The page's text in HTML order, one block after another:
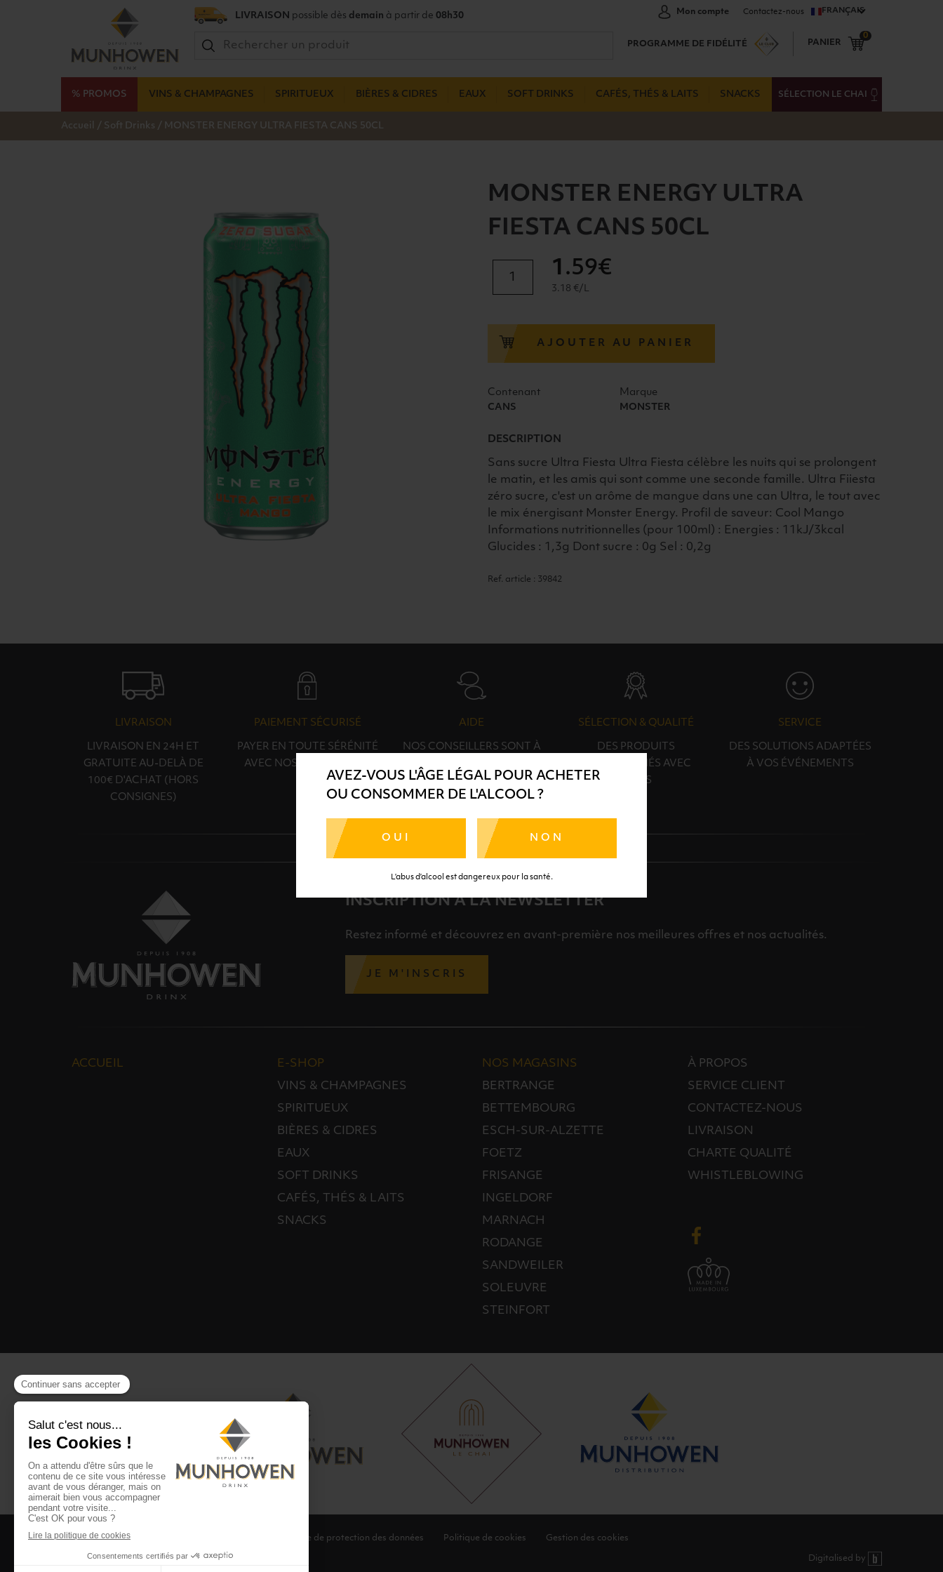
AVEZ-VOUS L'ÂGE LÉGAL POUR ACHETER
OU CONSOMMER DE L'ALCOOL ?
OUI NON
L’abus d’alcool est dangereux pour la santé.
LIVRAISON possible dès demain à partir de 08h30 Mon compte Contactez-nous FRANÇAIS
PROGRAMME DE FIDÉLITÉ PANIER
0
% PROMOS VINS & CHAMPAGNES SPIRITUEUX BIÈRES & CIDRES EAUX SOFT DRINKS CAFÉS, THÉS & LAITS SNACKS SÉLECTION LE CHAI
Accueil / Soft Drinks / MONSTER ENERGY ULTRA FIESTA CANS 50CL
MONSTER ENERGY ULTRA
FIESTA CANS 50CL
ULTRA
FIESTA
50CL
1 .59€
3.18 €/L
AJOUTER AU PANIER
Contenant
CANS
Marque
MONSTER
DESCRIPTION
Sans sucre Ultra Fiesta Ultra Fiesta célèbre les nuits qui se prolongent
le matin, et les amis qui sont comme une seconde famille. Ultra Fiiesta
zéro sucre, c'est un arôme de mangue dans une can Ultra, le tout avec
le mix énergisant Monster Energy. Profil de saveur: Cool Mango
Informations nutritionnelles (pour 100ml) : Energies : 11kJ/3kcal
Glucides : 1,3g Dont sucre : 0g Sel : 0,2g
Ref. article : 39842
LIVRAISON
LIVRAISON EN 24H ET
GRATUITE AU-DELÀ DE
100€ D'ACHAT (HORS
CONSIGNES)
PAIEMENT SÉCURISÉ
PAYER EN TOUTE SÉRÉNITÉ
AVEC NOS PARTENAIRES
AIDE
NOS CONSEILLERS SONT À
SÉLECTION & QUALITÉ
DES PRODUITS
SÉLECTIONNÉS AVEC
SOINS
SERVICE
DES SOLUTIONS ADAPTÉES
À VOS ÉVÉNEMENTS
INSCRIPTION À LA NEWSLETTER
Restez informé et découvrez en avant-première nos meilleures offres et nos actualités.
JE M'INSCRIS
ACCUEIL
E-SHOP
VINS & CHAMPAGNES
SPIRITUEUX
BIÈRES & CIDRES
EAUX
SOFT DRINKS
CAFÉS, THÉS & LAITS
SNACKS
NOS MAGASINS
BERTRANGE
BETTEMBOURG
ESCH-SUR-ALZETTE
FOETZ
FRISANGE
INGELDORF
MARNACH
RODANGE
SANDWEILER
SOLEUVRE
STEINFORT
À PROPOS
SERVICE CLIENT
CONTACTEZ-NOUS
LIVRAISON
CHARTE QUALITÉ
WHISTLEBLOWING
CGV CGU Club Drinx Politique de protection des données Politique de cookies Gestion des cookies
©2026 Munhowen Drinx / Tous droits réservés Digitalised by